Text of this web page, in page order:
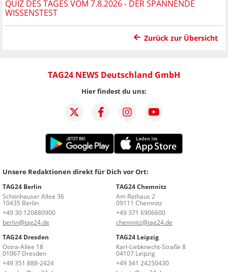
QUIZ DES TAGES VOM 7.8.2026 - DER SPANNENDE
WISSENSTEST
Zurück zur Übersicht
TAG24 NEWS Deutschland GmbH
Hier findest du uns:
Unsere Redaktionen direkt für Dich vor Ort:
TAG24 Berlin
Schönhauser Allee 36
10435 Berlin
+49 30 120880900
berlin@tag24.de
TAG24 Chemnitz
Am Rathaus 2
09111 Chemnitz
+49 371 6906600
chemnitz@tag24.de
TAG24 Dresden
Ostra-Allee 18
01067 Dresden
+49 351 888-2424
TAG24 Leipzig
Karl-Liebknecht-Straße 8
04107 Leipzig
+49 341 24250430